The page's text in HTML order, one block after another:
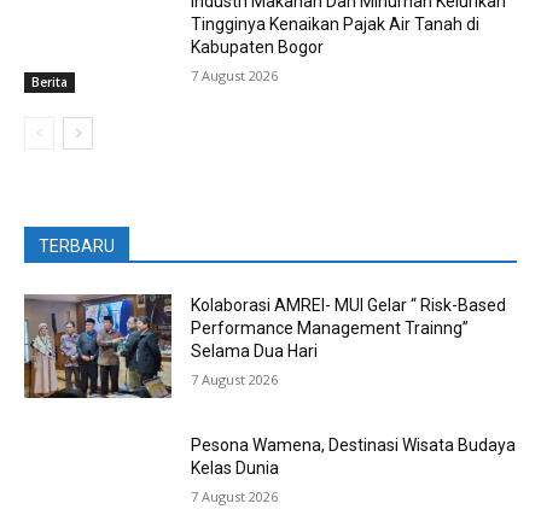
Berita
Tingginya Kenaikan Pajak Air Tanah di
Kabupaten Bogor
7 August 2026
TERBARU
Kolaborasi AMREI- MUI Gelar “ Risk-Based
Performance Management Trainng”
Selama Dua Hari
7 August 2026
Pesona Wamena, Destinasi Wisata Budaya
Kelas Dunia
7 August 2026